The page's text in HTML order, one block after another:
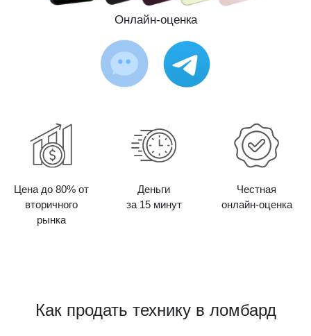
Онлайн-оценка
Цена до 80% от
вторичного
рынка
Деньги
за 15 минут
Честная
онлайн-оценка
Как продать технику в ломбард